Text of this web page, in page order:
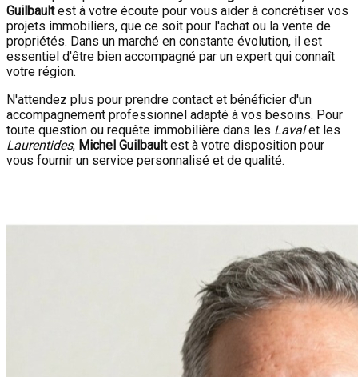
Guilbaultest à votre écoute pour vous aider à concrétiser vos
projets immobiliers, que ce soit pour l'achat ou la vente de
propriétés. Dans un marché en constante évolution, il est
essentiel d'être bien accompagné par un expert qui connaît
votre région.
N'attendez plus pour prendre contact et bénéficier d'un
accompagnement professionnel adapté à vos besoins. Pour
toute question ou requête immobilière dans les Lavalet les
Laurentides, Michel Guilbaultest à votre disposition pour
vous fournir un service personnalisé et de qualité.